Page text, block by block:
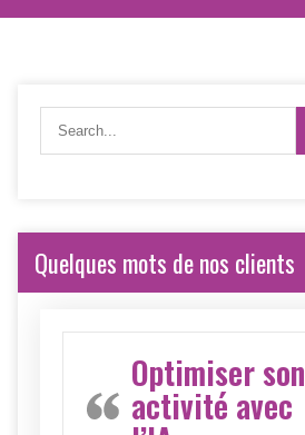
Quelques mots de nos clients
Optimiser son
activité avec